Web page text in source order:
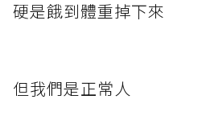
硬是餓到體重掉下來
但我們是正常人